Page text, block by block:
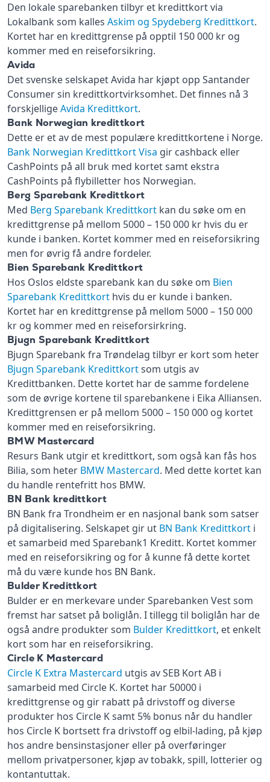
Den lokale sparebanken tilbyr et kredittkort via
Lokalbank som kalles Askim og Spydeberg Kredittkort.
Kortet har en kredittgrense på opptil 150 000 kr og
kommer med en reiseforsikring.
Avida
Det svenske selskapet Avida har kjøpt opp Santander
Consumer sin kredittkortvirksomhet. Det finnes nå 3
forskjelligeAvida Kredittkort.
Bank Norwegian kredittkort
Dette er et av de mest populære kredittkortene i Norge.
Bank Norwegian Kredittkort Visa gir cashback eller
CashPoints på all bruk med kortet samt ekstra
CashPoints på flybilletter hos Norwegian.
Berg Sparebank Kredittkort
Med Berg Sparebank Kredittkort kan du søke om en
kredittgrense på mellom 5000 – 150 000 kr hvis du er
kunde i banken. Kortet kommer med en reiseforsikring
men for øvrig få andre fordeler.
Bien Sparebank Kredittkort
Hos Oslos eldste sparebank kan du søke om Bien
Sparebank Kredittkort hvis du er kunde i banken.
Kortet har en kredittgrense på mellom 5000 – 150 000
kr og kommer med en reiseforsirkring.
Bjugn Sparebank Kredittkort
Bjugn Sparebank fra Trøndelag tilbyr er kort som heter
Bjugn Sparebank Kredittkortsom utgis av
Kredittbanken. Dette kortet har de samme fordelene
som de øvrige kortene til sparebankene i Eika Alliansen.
Kredittgrensen er på mellom 5000 – 150 000 og kortet
kommer med en reiseforsikring.
BMW Mastercard
Resurs Bank utgir et kredittkort, som også kan fås hos
Bilia, som heter BMW Mastercard. Med dette kortet kan
du handle rentefritt hos BMW.
BN Bank kredittkort
BN Bank fra Trondheim er en nasjonal bank som satser
på digitalisering. Selskapet gir ut BN Bank Kredittkort i
et samarbeid med Sparebank1 Kreditt. Kortet kommer
med en reiseforsikring og for å kunne få dette kortet
må du være kunde hos BN Bank.
Bulder Kredittkort
Bulder er en merkevare under Sparebanken Vest som
fremst har satset på boliglån. I tillegg til boliglån har de
også andre produkter som Bulder Kredittkort, et enkelt
kort som har en reiseforsikring.
Circle K Mastercard
Circle K Extra Mastercard utgis av SEB Kort AB i
samarbeid med Circle K. Kortet har 50000 i
kredittgrense og gir rabatt på drivstoff og diverse
produkter hos Circle K samt 5% bonus når du handler
hos Circle K bortsett fra drivstoff og elbil-lading, på kjøp
hos andre bensinstasjoner eller på overføringer
mellom privatpersoner, kjøp av tobakk, spill, lotterier og
kontantuttak.